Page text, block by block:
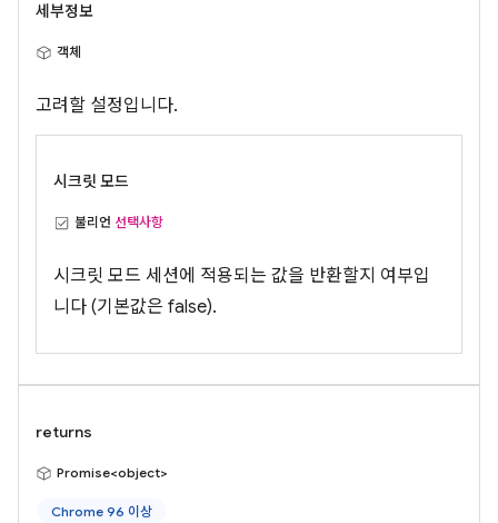
세부정보
객체
고려할 설정입니다.
시크릿 모드
불리언 선택사항
시크릿 모드 세션에 적용되는 값을 반환할지 여부입
니다 (기본값은 false).
returns
Promise<object>
Chrome 96 이상